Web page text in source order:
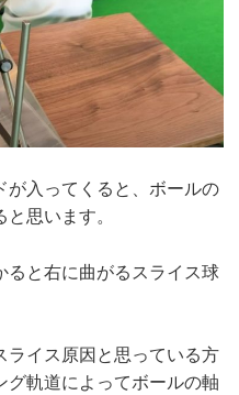
が入ってくると、ボールの
思います。
ると右に曲がるスライス球
ライス原因と思っている方
グ軌道によってボールの軸